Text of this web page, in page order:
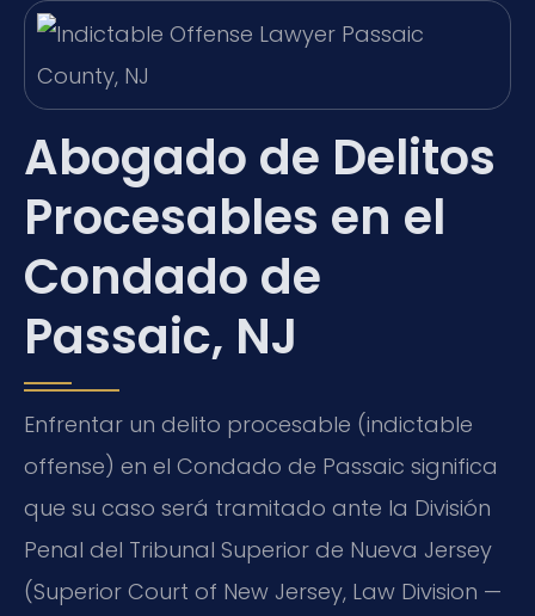
Abogado de Delitos
Procesables en el
Condado de
Passaic, NJ
Enfrentar un delito procesable (indictable
offense) en el Condado de Passaic significa
que su caso será tramitado ante la División
Penal del Tribunal Superior de Nueva Jersey
(Superior Court of New Jersey, Law Division —